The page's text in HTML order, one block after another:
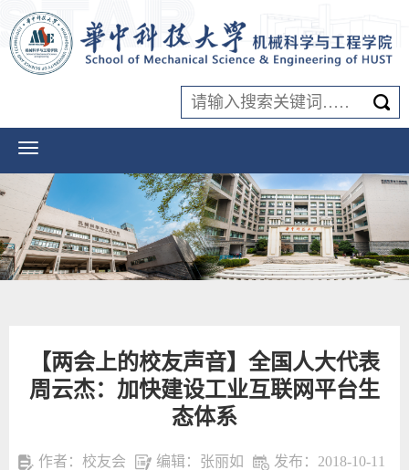
【两会上的校友声音】全国人大代表
周云杰：加快建设工业互联网平台生
态体系
作者：校友会 编辑：张丽如
发布：2018-10-11